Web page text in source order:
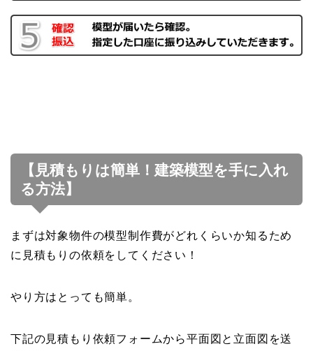
【見積もりは簡単！建築模型を手に入れ
る方法】
まずは対象物件の模型制作費がどれくらいか知るため
に見積もりの依頼をしてください！
やり方はとっても簡単。
下記の見積もり依頼フォームから平面図と立面図を送